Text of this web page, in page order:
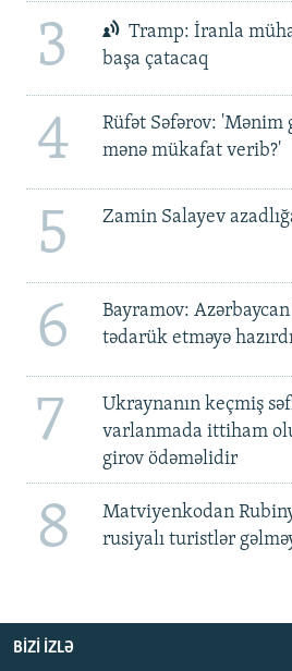
3
Tramp: İranla
başa çatacaq
4
Rüfət Səfərov: 'Mənim
mənə mükafat verib?'
5 Zamin Salayev
6
Bayramov:
tədarük etməyə
7
Ukraynanın keçmiş
varlanmada ittiham
girov ödəməlidir
8
Matviyenkodan
rusiyalı turistlər
BIZI IZLƏ